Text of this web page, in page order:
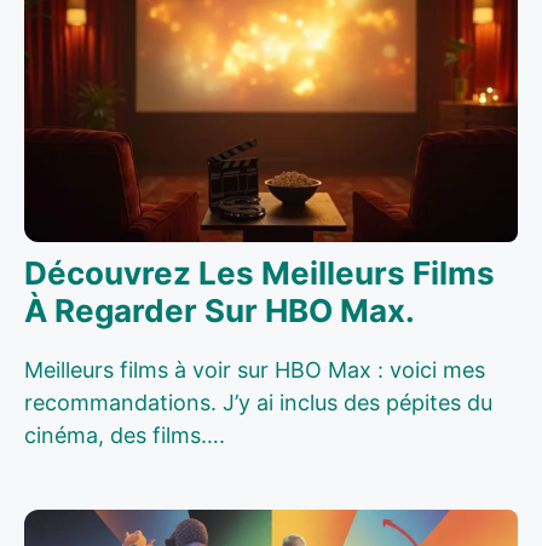
Découvrez Les Meilleurs Films
À Regarder Sur HBO Max.
Meilleurs films à voir sur HBO Max : voici mes
recommandations. J’y ai inclus des pépites du
cinéma, des films….